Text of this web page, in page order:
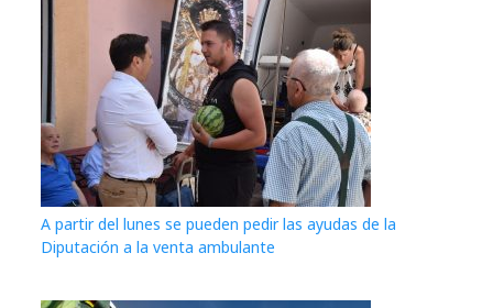
A partir del lunes se pueden pedir las ayudas de la
Diputación a la venta ambulante